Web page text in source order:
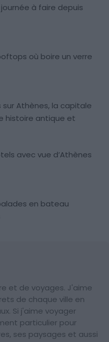
journée à faire depuis
où boire un verre
Athènes, la capitale
histoire antique et
avec vue d’Athènes
en bateau
et de voyages. J'aime
de chaque ville en
Si j'aime voyager
particulier pour
ses paysages et aussi